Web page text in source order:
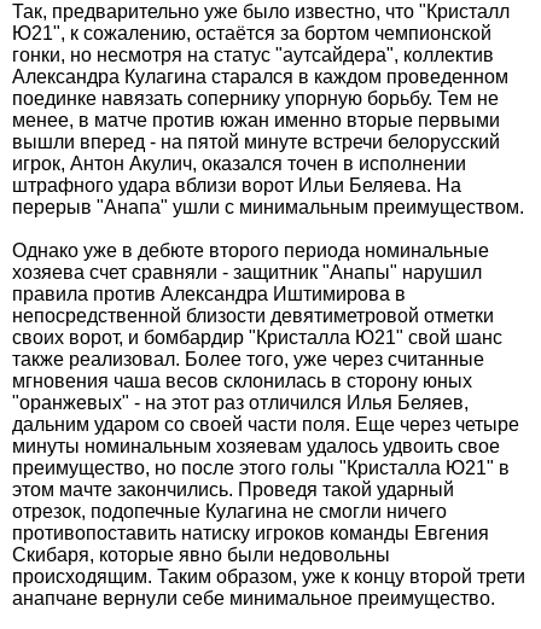
Так, предварительно уже было известно, что "Кристалл
Ю21", к сожалению, остаётся за бортом чемпионской
гонки, но несмотря на статус "аутсайдера", коллектив
Александра Кулагина старался в каждом проведенном
поединке навязать сопернику упорную борьбу. Тем не
менее, в матче против южан именно вторые первыми
вышли вперед - на пятой минуте встречи белорусский
игрок, Антон Акулич, оказался точен в исполнении
штрафного удара вблизи ворот Ильи Беляева. На
перерыв "Анапа" ушли с минимальным преимуществом.
Однако уже в дебюте второго периода номинальные
хозяева счет сравняли - защитник "Анапы" нарушил
правила против Александра Иштимирова в
непосредственной близости девятиметровой отметки
своих ворот, и бомбардир "Кристалла Ю21" свой шанс
также реализовал. Более того, уже через считанные
мгновения чаша весов склонилась в сторону юных
"оранжевых" - на этот раз отличился Илья Беляев,
дальним ударом со своей части поля. Еще через четыре
минуты номинальным хозяевам удалось удвоить свое
преимущество, но после этого голы "Кристалла Ю21" в
этом мачте закончились. Проведя такой ударный
отрезок, подопечные Кулагина не смогли ничего
противопоставить натиску игроков команды Евгения
Скибаря, которые явно были недовольны
происходящим. Таким образом, уже к концу второй трети
анапчане вернули себе минимальное преимущество.